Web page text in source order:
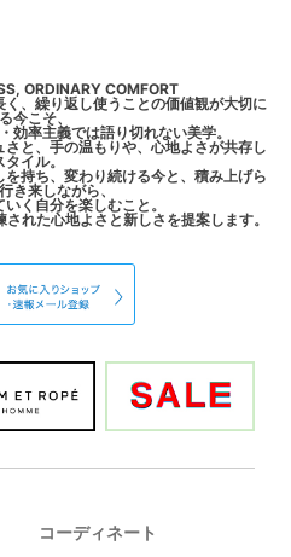
ORDINARY COMFORT
、繰り返し使うことの価値観が大切に
今こそ、
効率主義では語り切れない美学。
と、手の温もりや、心地よさが共存し
タイル。
持ち、変わり続ける今と、積み上げら
き来しながら、
く自分を楽しむこと。
コーディネート